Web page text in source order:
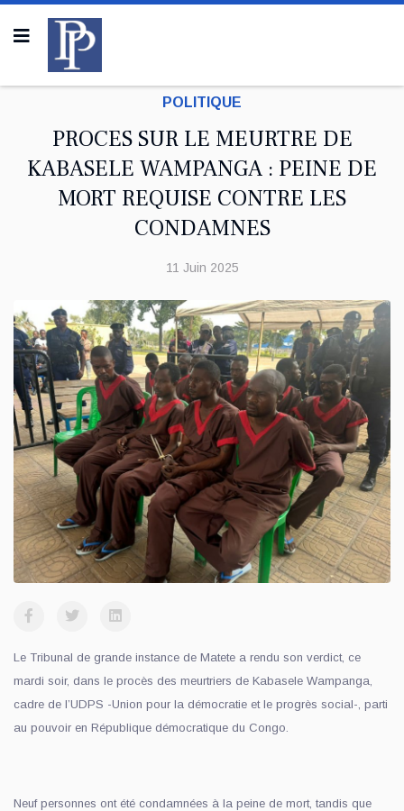
POLITIQUE
PROCES SUR LE MEURTRE DE
KABASELE WAMPANGA : PEINE DE
MORT REQUISE CONTRE LES
CONDAMNES
11 Juin 2025
Le Tribunal de grande instance de Matete a rendu son verdict, ce
mardi soir, dans le procès des meurtriers de Kabasele Wampanga,
cadre de l’UDPS -Union pour la démocratie et le progrès social-, parti
au pouvoir en République démocratique du Congo.
Neuf personnes ont été condamnées à la peine de mort, tandis que